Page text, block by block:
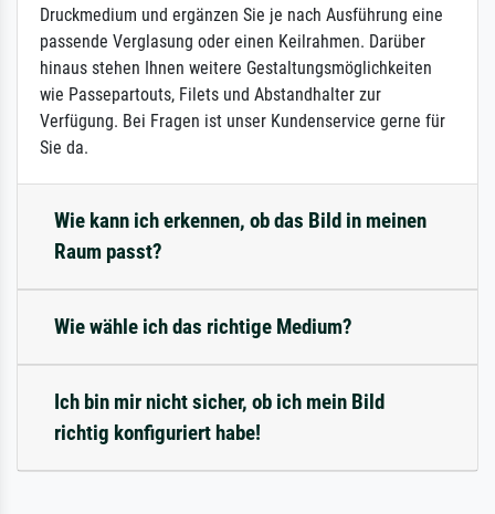
Druckmedium und ergänzen Sie je nach Ausführung eine
passende Verglasung oder einen Keilrahmen. Darüber
hinaus stehen Ihnen weitere Gestaltungsmöglichkeiten
wie Passepartouts, Filets und Abstandhalter zur
Verfügung. Bei Fragen ist unser Kundenservice gerne für
Sie da.
Wie kann ich erkennen, ob das Bild in meinen
Raum passt?
Wie wähle ich das richtige Medium?
Ich bin mir nicht sicher, ob ich mein Bild
richtig konfiguriert habe!